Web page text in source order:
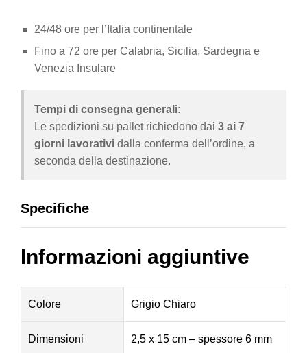
24/48 ore per l’Italia continentale
Fino a 72 ore per Calabria, Sicilia, Sardegna e
Venezia Insulare
Tempi di consegna generali:
Le spedizioni su pallet richiedono dai 3 ai 7
giorni lavorativi dalla conferma dell’ordine, a
seconda della destinazione.
Specifiche
Informazioni aggiuntive
Colore Grigio Chiaro
Dimensioni 2,5 x 15 cm – spessore 6 mm